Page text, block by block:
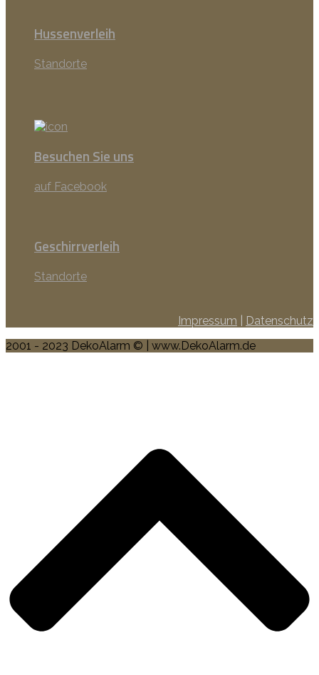
Hussenverleih
Standorte
Besuchen Sie uns
auf Facebook
Geschirrverleih
Standorte
Impressum
Datenschutz
2001 - 2023 DekoAlarm © | www.DekoAlarm.de